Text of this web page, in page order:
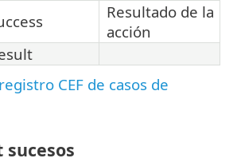
Resultado de la
acción
CEF de casos de
sucesos